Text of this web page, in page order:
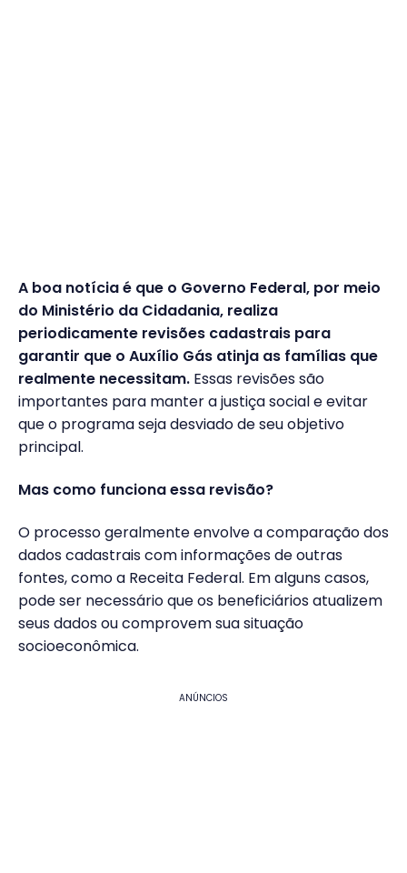
A boa notícia é que o Governo Federal, por meio
do Ministério da Cidadania, realiza
periodicamente revisões cadastrais para
garantir que o Auxílio Gás atinja as famílias que
realmente necessitam. Essas revisões são
importantes para manter a justiça social e evitar
que o programa seja desviado de seu objetivo
principal.
Mas como funciona essa revisão?
O processo geralmente envolve a comparação dos
dados cadastrais com informações de outras
fontes, como a Receita Federal. Em alguns casos,
pode ser necessário que os beneficiários atualizem
seus dados ou comprovem sua situação
socioeconômica.
ANÚNCIOS